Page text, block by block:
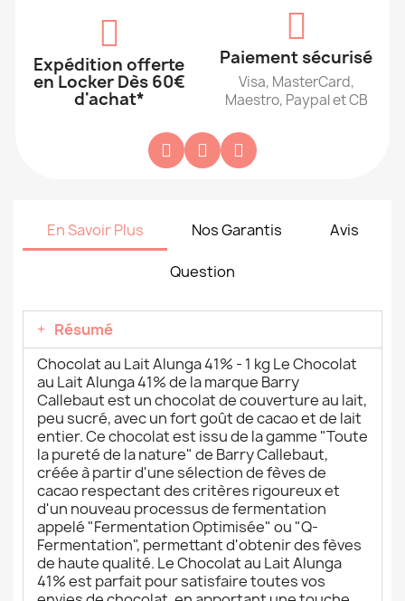
Expédition offerte
en Locker Dès 60€
d'achat*
Paiement sécurisé
Visa, MasterCard,
Maestro, Paypal et CB
En Savoir Plus Nos Garantis Avis
Question
Résumé
Chocolat au Lait Alunga 41% - 1 kg Le Chocolat
au Lait Alunga 41% de la marque Barry
Callebaut est un chocolat de couverture au lait,
peu sucré, avec un fort goût de cacao et de lait
entier. Ce chocolat est issu de la gamme "Toute
la pureté de la nature" de Barry Callebaut,
créée à partir d'une sélection de fèves de
cacao respectant des critères rigoureux et
d'un nouveau processus de fermentation
appelé "Fermentation Optimisée" ou "Q-
Fermentation", permettant d'obtenir des fèves
de haute qualité. Le Chocolat au Lait Alunga
41% est parfait pour satisfaire toutes vos